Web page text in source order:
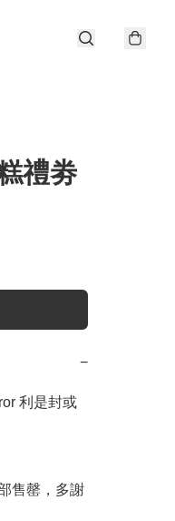
禮劵
−
利是封或
售罄，多謝